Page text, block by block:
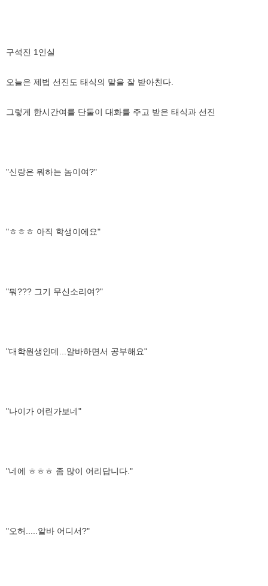
구석진 1인실
오늘은 제법 선진도 태식의 말을 잘 받아친다.
그렇게 한시간여를 단둘이 대화를 주고 받은 태식과 선진
"신랑은 뭐하는 놈이여?"
"ㅎㅎㅎ 아직 학생이에요"
"뭐??? 그기 무신소리여?"
"대학원생인데...알바하면서 공부해요"
"나이가 어린가보네"
"네에 ㅎㅎㅎ 좀 많이 어리답니다."
"오허.....알바 어디서?"